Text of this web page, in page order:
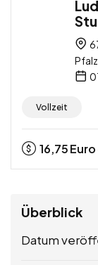
Vollzeit
16,75Euro
Überblick
Datum